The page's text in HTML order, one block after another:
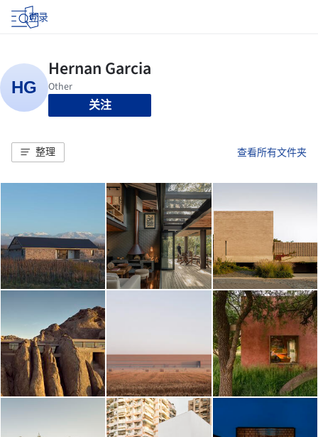
登录
关注
整理 查看所有文件夹